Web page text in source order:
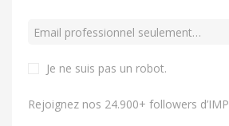
Je ne suis pas un robot.
Rejoignez nos 24.900+ followers d’IMP